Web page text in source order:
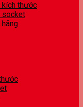
kích thước
socket